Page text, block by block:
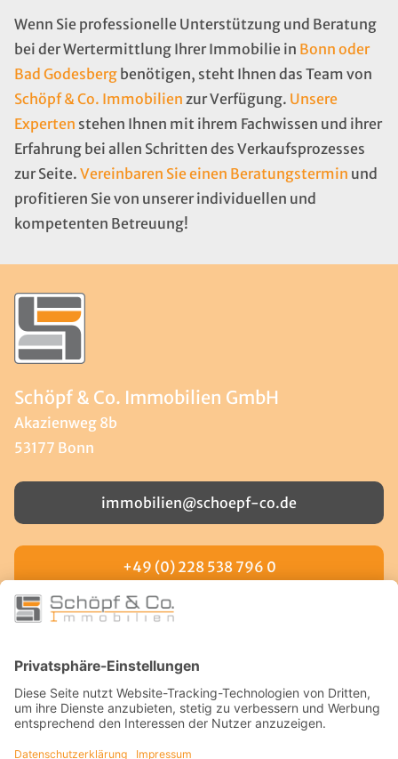
Wenn Sie professionelle Unterstützung und Beratung
bei der Wertermittlung Ihrer Immobilie in Bonn oder
Bad Godesberg benötigen, steht Ihnen das Team von
Schöpf & Co. Immobilien zur Verfügung. Unsere
Experten stehen Ihnen mit ihrem Fachwissen und ihrer
Erfahrung bei allen Schritten des Verkaufsprozesses
zur Seite. Vereinbaren Sie einen Beratungstermin und
profitieren Sie von unserer individuellen und
kompetenten Betreuung!
Schöpf & Co. Immobilien GmbH
Akazienweg 8b
53177 Bonn
immobilien@schoepf-co.de
+49 (0) 228 538 796 0
FacebookInstagramYouTube
RECHTLICHES